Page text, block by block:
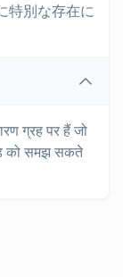
特別な存在に
ग्रह पर हैं जो
को समझ सकते